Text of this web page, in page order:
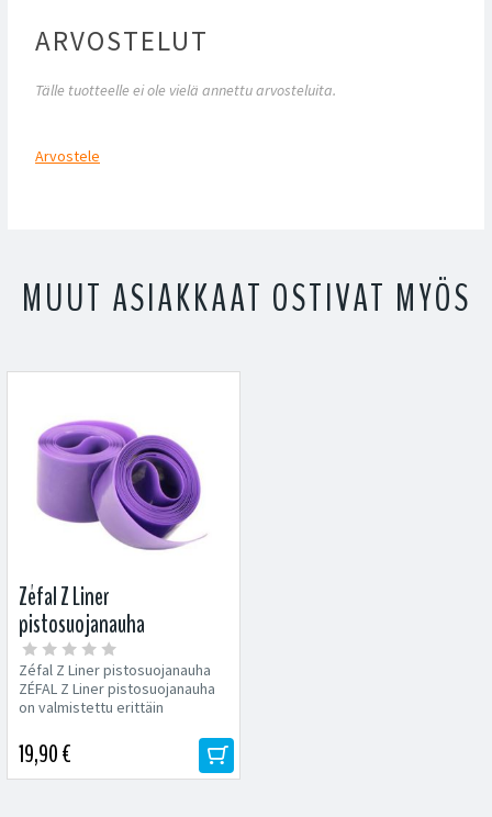
ARVOSTELUT
Tälle tuotteelle ei ole vielä annettu arvosteluita.
Arvostele
MUUT ASIAKKAAT OSTIVAT MYÖS
Zéfal Z Liner
pistosuojanauha
Zéfal Z Liner pistosuojanauha
ZÉFAL Z Liner pistosuojanauha
on valmistettu erittäin
19,90 €